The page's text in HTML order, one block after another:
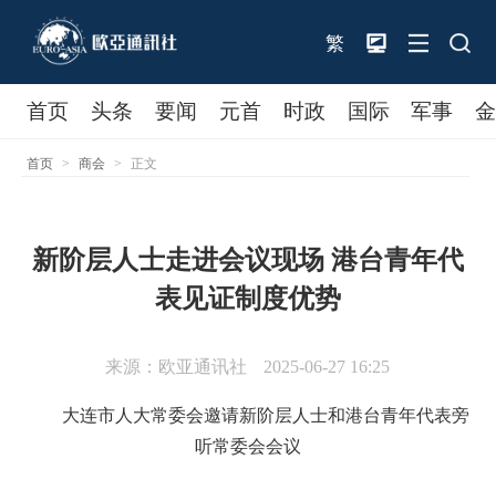
繁
首页 头条 要闻 元首 时政 国际 军事
首页 > 商会 > 正文
新阶层人士走进会议现场 港台青年代
表见证制度优势
来源：欧亚通讯社 2025-06-27 16:25
大连市人大常委会邀请新阶层人士和港台青年代表旁
听常委会会议